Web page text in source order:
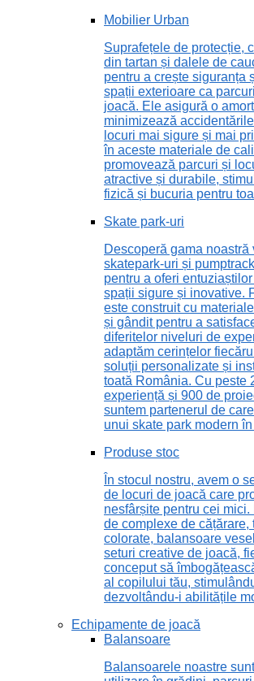
Mobilier Urban
Suprafețele de protecție,
din tartan și dalele de
pentru a crește siguranța
spații exterioare ca
joacă. Ele asigură o
minimizează
locuri mai sigure și mai
în aceste materiale de
promovează parcuri și
atractive și durabile,
fizică și bucuria pentru
Skate park-uri
Descoperă gama noastră
skatepark-uri și
pentru a oferi
spații sigure și inovative.
este construit cu
și gândit pentru a
diferitelor niveluri de
adaptăm cerințelor
soluții personalizate și
toată România. Cu peste
experiență și 900 de
suntem partenerul de
unui skate park modern
Produse stoc
În stocul nostru, avem o
de locuri de joacă care
nesfârșite pentru cei
de complexe de cățărare,
colorate, balansoare
seturi creative de joacă,
conceput să
al copilului tău,
dezvoltându-i abilitățile
Echipamente de joacă
Balansoare
Balansoarele noastre